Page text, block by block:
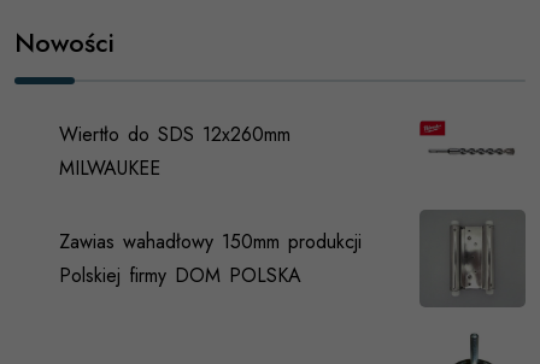
Nowości
Wiertło do SDS 12x260mm
MILWAUKEE
Zawias wahadłowy 150mm produkcji
Polskiej firmy DOM POLSKA